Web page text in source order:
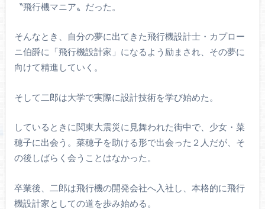
〝飛行機マニア〟だった。
そんなとき、自分の夢に出てきた飛行機設計士・カプロー
ニ伯爵に「飛行機設計家」になるよう励まされ、その夢に
向けて精進していく。
そして二郎は大学で実際に設計技術を学び始めた。
しているときに関東大震災に見舞われた街中で、少女・菜
穂子に出会う。菜穂子を助ける形で出会った２人だが、そ
の後しばらく会うことはなかった。
卒業後、二郎は飛行機の開発会社へ入社し、本格的に飛行
機設計家としての道を歩み始める。